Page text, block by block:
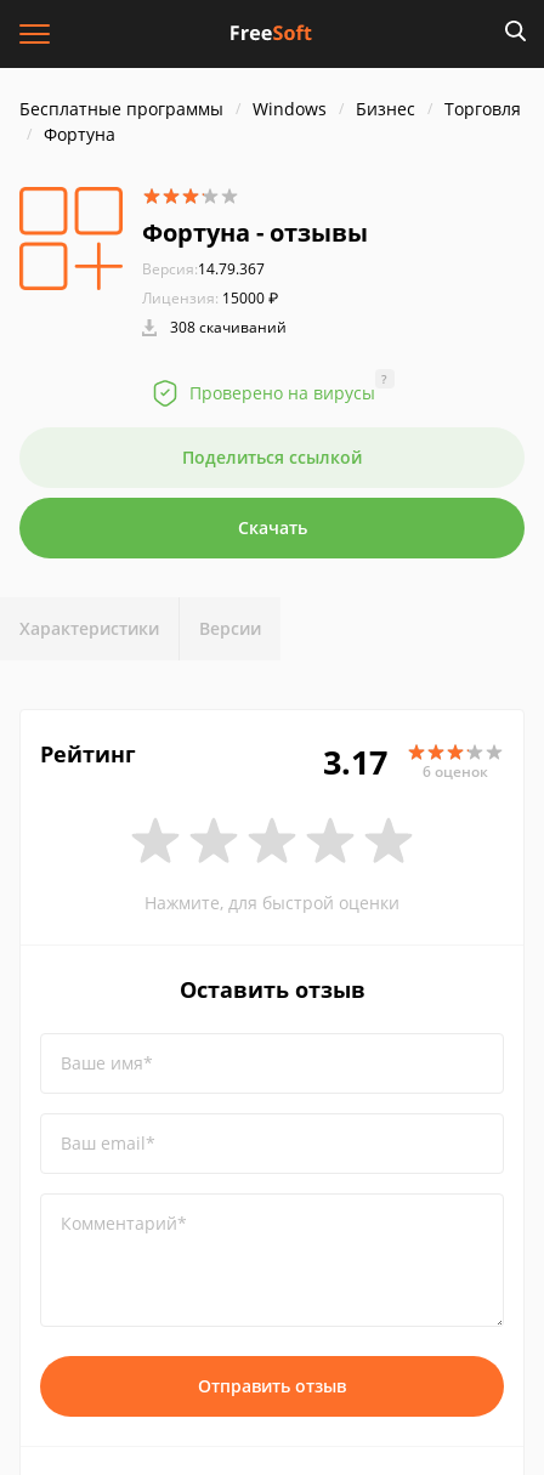
Бесплатные программы Windows Бизнес
Торговля
Фортуна
Фортуна - отзывы
Версия:14.79.367
Лицензия: 15000 ₽
308 скачиваний
Проверено на вирусы
?
Поделиться ссылкой
Скачать
Характеристики Версии
Рейтинг 3.17 6 оценок
Нажмите, для быстрой оценки
Оставить отзыв
Ваше имя*
Ваш email*
Комментарий*
Отправить отзыв